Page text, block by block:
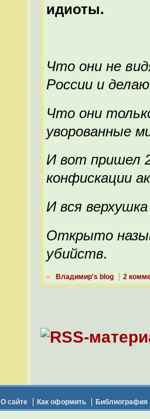
идиоты.
Что они не
России и
Что они
уворованные
И вот пришел
конфискации
И вся
Открыто
убийств.
» Владимир's blog 2
О сайте Как оформить Библиография